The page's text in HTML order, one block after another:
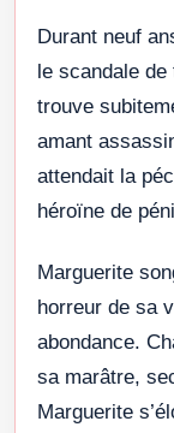
Durant neuf
le scandale
trouve
amant
attendait la
héroïne de
Marguerite
horreur de sa
abondance.
sa marâtre,
Marguerite